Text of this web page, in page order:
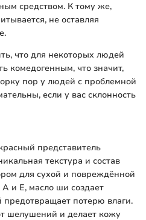
средством. К тому же,
не оставляя
что для некоторых людей
комедогенным, что значит,
пор у людей с проблемной
если у вас склонность
представитель
текстура и состав
для сухой и повреждённой
и E, масло ши создает
потерю влаги.
шелушений и делает кожу